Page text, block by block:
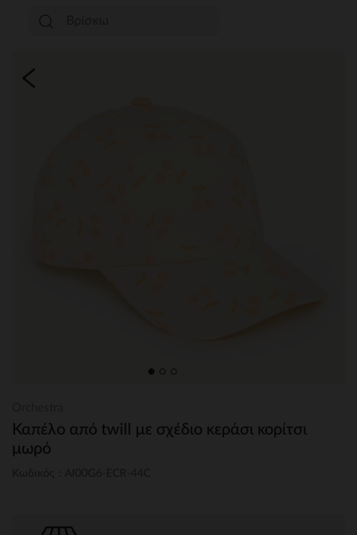
Καπέλο από twill με σχέδιο κεράσι κορίτσι
μωρό